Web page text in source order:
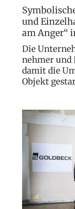
und
am Anger“
Die
nehmer und
damit die
Objekt